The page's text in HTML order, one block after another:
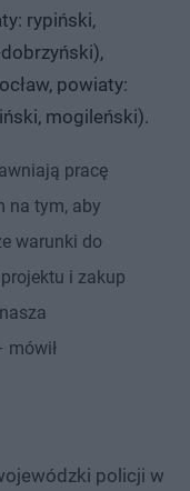
rypiński,
powiaty:
mogileński).
pracę
na tym, aby
warunki do
i zakup
mówił
policji w